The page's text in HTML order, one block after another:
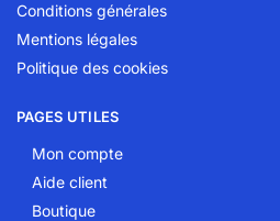
Conditions générales
Mentions légales
Politique des cookies
PAGES UTILES
Mon compte
Aide client
Boutique